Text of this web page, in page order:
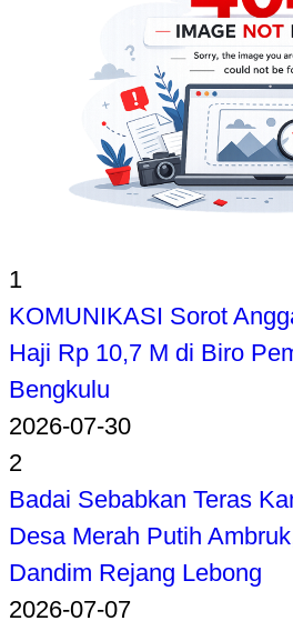
1
KOMUNIKASI Sorot
Haji Rp 10,7 M di Biro
Bengkulu
2026-07-30
2
Badai Sebabkan Teras
Desa Merah Putih
Dandim Rejang Lebong
2026-07-07